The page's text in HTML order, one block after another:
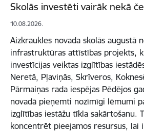
Skolās investēti vairāk nekā
10.08.2026.
Aizkraukles novada skolās augustā
infrastruktūras attīstības projekts,
investīcijas veiktas izglītības
Neretā, Pļaviņās, Skrīveros,
Pārmaiņas rada iespējas Pēdējos
novadā pieņemti nozīmīgi lēmumi
izglītības iestāžu tīkla sakārtošanu.
koncentrēt pieejamos resursus, lai